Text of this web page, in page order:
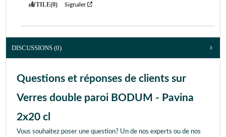
UTILE(0) Signaler
DISCUSSIONS (0)
Questions et réponses de clients sur
Verres double paroi BODUM - Pavina
2x20 cl
Vous souhaitez poser une question? Un de nos experts ou de nos